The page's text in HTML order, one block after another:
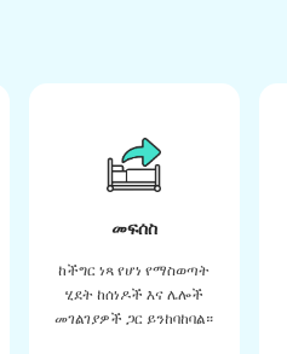
መፍሰስ
ከችግር ነጻ የሆነ የማስወጣት
ሂደት ከሰነዶች እና ሌሎች
መገልገያዎች ጋር ይንከባከባል።